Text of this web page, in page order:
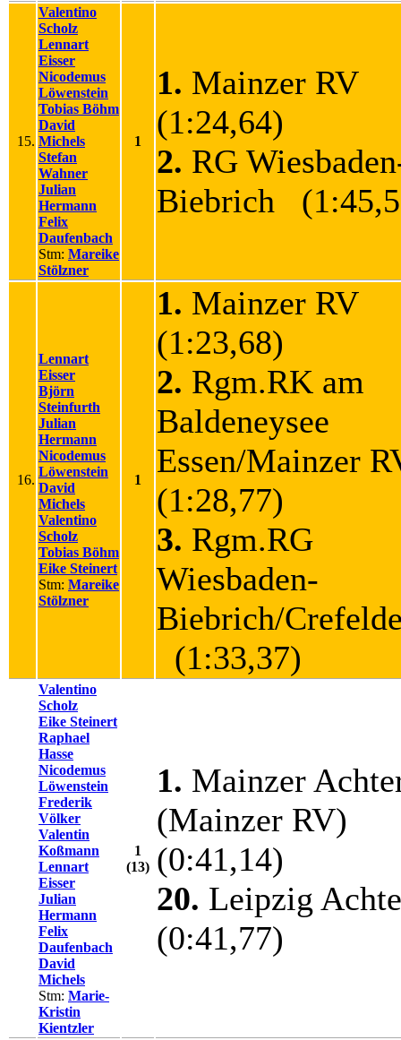
15.
Valentino
Scholz
Lennart
Eisser
Nicodemus
Löwenstein
Tobias Böhm
David
Michels
Stefan
Wahner
Julian
Hermann
Felix
Daufenbach
Stm: Mareike
Stölzner
1
1. Mainzer RV
(1:24,64)
2. RG
Biebrich
16.
Lennart
Eisser
Björn
Steinfurth
Julian
Hermann
Nicodemus
Löwenstein
David
Michels
Valentino
Scholz
Tobias Böhm
Eike Steinert
Stm: Mareike
Stölzner
1
1. Mainzer RV
(1:23,68)
2. Rgm.RK am
Baldeneysee
Essen/Mainzer
(1:28,77)
3. Rgm.RG
Wiesbaden-
Biebrich/
(1:33,37)
Valentino
Scholz
Eike Steinert
Raphael
Hasse
Nicodemus
Löwenstein
Frederik
Völker
Valentin
Koßmann
Lennart
Eisser
Julian
Hermann
Felix
Daufenbach
David
Michels
Stm: Marie-
Kristin
Kientzler
1
(13)
1. Mainzer
(Mainzer RV)
(0:41,14)
20. Leipzig
(0:41,77)